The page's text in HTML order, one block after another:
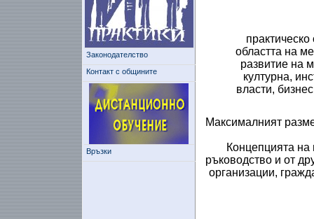
Законодателство
Контакт с общините
Връзки
областта на
развитие на
културна,
власти,
Максималният
Концепцията на
ръководство и от
организации,